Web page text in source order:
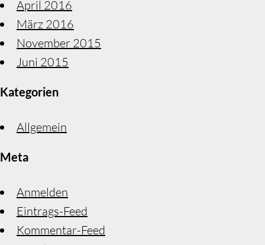
April 2016
März 2016
November 2015
Juni 2015
Kategorien
Allgemein
Meta
Anmelden
Eintrags-Feed
Kommentar-Feed